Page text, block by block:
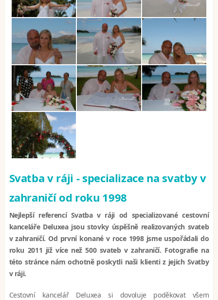
Svatba v ráji - specializace na svatby v
zahraničí od roku 1998
Nejlepší referencí Svatba v ráji od specializované cestovní
kanceláře Deluxea jsou stovky úspěšně realizovaných svateb
v zahraničí. Od první konané v roce 1998 jsme uspořádali do
roku 2011 již více než 500 svateb v zahraničí. Fotografie na
této stránce nám ochotně poskytli naši klienti z jejich Svatby
v ráji.
Cestovní kancelář Deluxea si dovoluje poděkovat všem